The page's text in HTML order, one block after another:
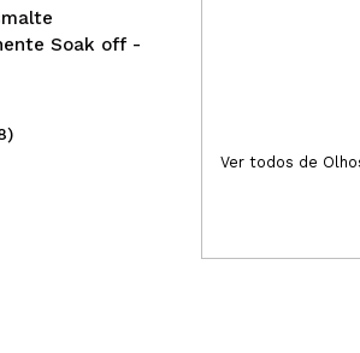
Soak off -
11,99€
Ver todos de